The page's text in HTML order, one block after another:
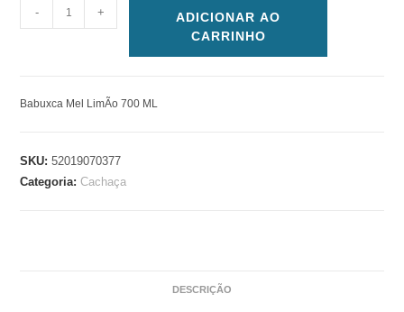
- +
ADICIONAR AO
CARRINHO
Babuxca Mel LimÃo 700 ML
SKU:52019070377
Categoria:Cachaça
DESCRIÇÃO